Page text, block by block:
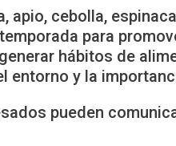
cebolla,
para
hábitos de
y la
pueden